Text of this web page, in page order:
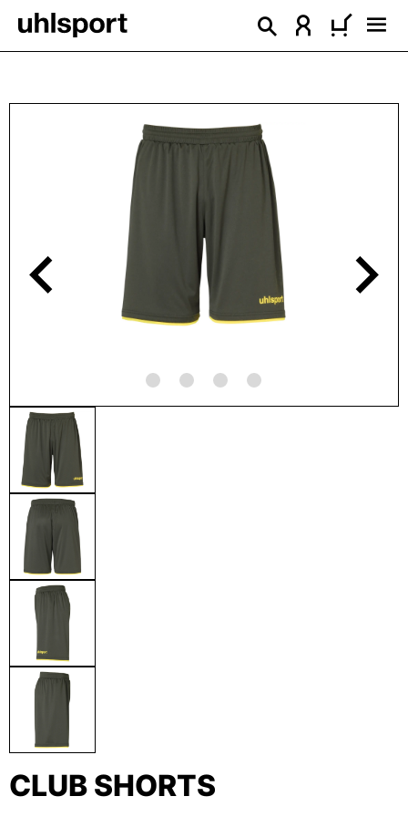
principal
CLUB SHORTS